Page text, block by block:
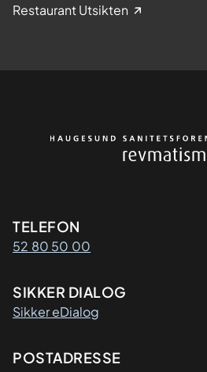
Restaurant Utsikten
Kontaktinformasjon
TELEFON
52 80 50 00
SIKKER DIALOG
Sikker eDialog
Adresse
POSTADRESSE